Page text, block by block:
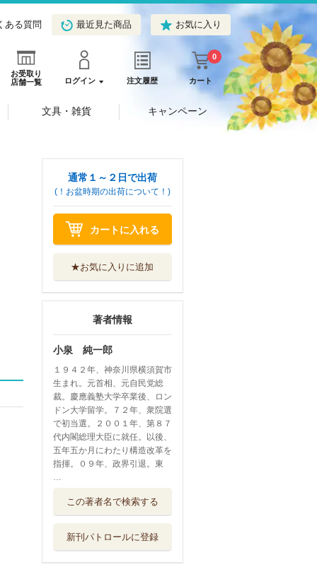
ある質問 最近見た商品 お気に入り
お受取り
店舗一覧
ログイン 注文履歴 カート
0
文具・雑貨 キャンペーン
通常１～２日で出荷
(！お盆時期の出荷について！)
カートに入れる
★お気に入りに追加
著者情報
小泉 純一郎
１９４２年、神奈川県横須賀市
生まれ。元首相、元自民党総
裁。慶應義塾大学卒業後、ロン
ドン大学留学。７２年、衆院選
で初当選。２００１年、第８７
代内閣総理大臣に就任。以後、
五年五か月にわたり構造改革を
指揮。０９年、政界引退。東
…
この著者名で検索する
新刊パトロールに登録